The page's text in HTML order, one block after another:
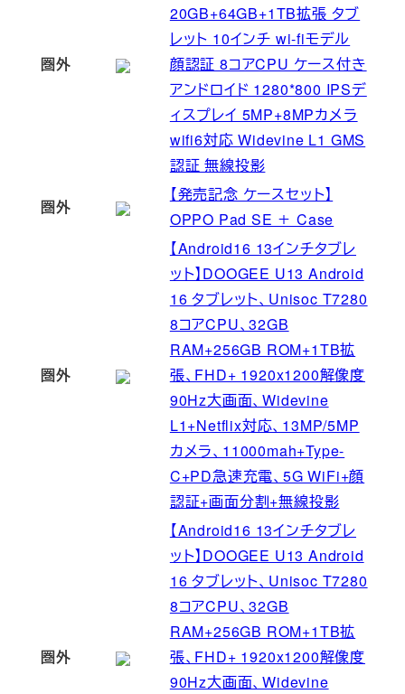
圏外
20GB+64GB+1TB拡張 タブ
レット 10インチ wi-fiモデル
顔認証 8コアCPU ケース付き
アンドロイド 1280*800 IPSデ
ィスプレイ 5MP+8MPカメラ
wifi6対応 Widevine L1 GMS
認証 無線投影
圏外
【発売記念 ケースセット】
OPPO Pad SE ＋ Case
圏外
【Android16 13インチタブレ
ット】DOOGEE U13 Android
16 タブレット、Unisoc T7280
8コアCPU、32GB
RAM+256GB ROM+1TB拡
張、FHD+ 1920x1200解像度
90Hz大画面、Widevine
L1+Netflix対応、13MP/5MP
カメラ、11000mah+Type-
C+PD急速充電、5G WiFi+顔
認証+画面分割+無線投影
圏外
【Android16 13インチタブレ
ット】DOOGEE U13 Android
16 タブレット、Unisoc T7280
8コアCPU、32GB
RAM+256GB ROM+1TB拡
張、FHD+ 1920x1200解像度
90Hz大画面、Widevine